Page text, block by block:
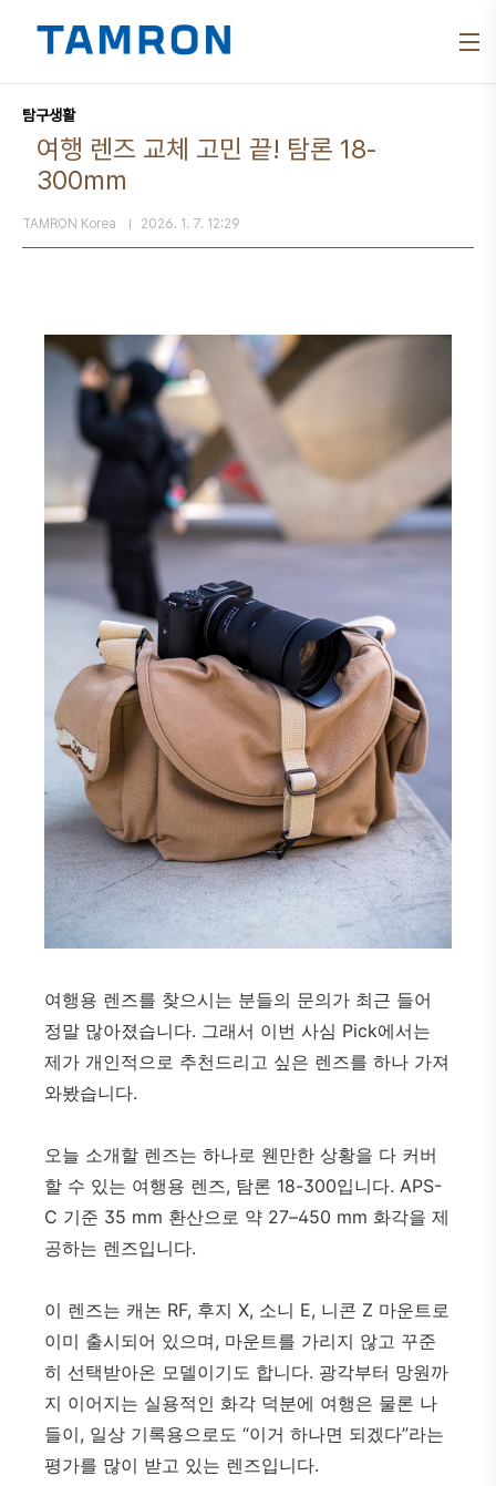
탐구생활
여행 렌즈 교체 고민 끝! 탐론 18-
300mm
TAMRON Korea 2026. 1. 7. 12:29
여행용 렌즈를 찾으시는 분들의 문의가 최근 들어
정말 많아졌습니다. 그래서 이번 사심 Pick에서는
제가 개인적으로 추천드리고 싶은 렌즈를 하나 가져
와봤습니다.
오늘 소개할 렌즈는 하나로 웬만한 상황을 다 커버
할 수 있는 여행용 렌즈, 탐론 18-300입니다. APS-
C 기준 35 mm 환산으로 약 27–450 mm 화각을 제
공하는 렌즈입니다.
이 렌즈는 캐논 RF, 후지 X, 소니 E, 니콘 Z 마운트로
이미 출시되어 있으며, 마운트를 가리지 않고 꾸준
히 선택받아온 모델이기도 합니다. 광각부터 망원까
지 이어지는 실용적인 화각 덕분에 여행은 물론 나
들이, 일상 기록용으로도 “이거 하나면 되겠다”라는
평가를 많이 받고 있는 렌즈입니다.